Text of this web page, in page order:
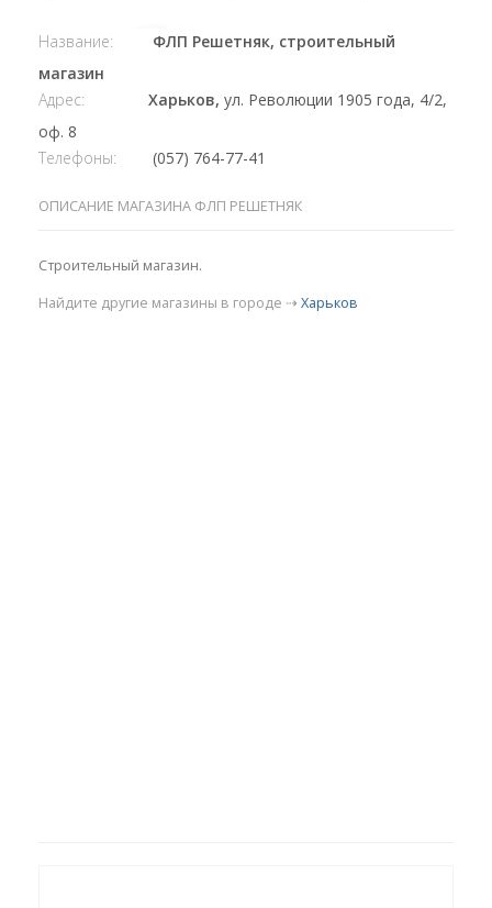
Название:
ФЛП Решетняк, строительный
магазин
Адрес:
Харьков, ул. Революции 1905 года, 4/2,
оф. 8
Телефоны:
(057) 764-77-41
ОПИСАНИЕ МАГАЗИНА ФЛП РЕШЕТНЯК
Строительный магазин.
Найдите другие магазины в городе ⇢ Харьков